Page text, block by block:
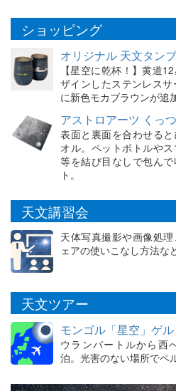
ショッピング
オリジナル 天文タン
【星空に乾杯！】黄道
ザインしたステンレス
に新色モカブラウンが追
アストロアーツ くっ
表面と裏面を合わせる
オル。ペットボトルや
等を結び目なしで包ん
ト。
天文講習会
天体写真撮影や画像処
ェアの使いこなし方法な
天文ツアー
モンゴル「星空」ゲ
ウランバートルから西
泊。光害のない場所でペ